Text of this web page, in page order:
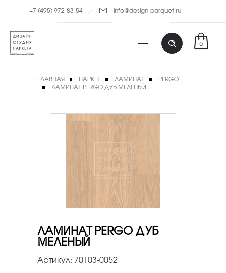
+7 (495) 972-83-54 info@design-parquet.ru
0
ГЛАВНАЯ ПАРКЕТ ЛАМИНАТ
PERGO
ЛАМИНАТ PERGO ДУБ МЕЛЕНЫЙ
ЛАМИНАТ PERGO ДУБ
МЕЛЕНЫЙ
Артикул: 70103-0052